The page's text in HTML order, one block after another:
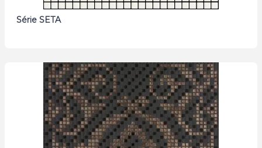
Série SETA